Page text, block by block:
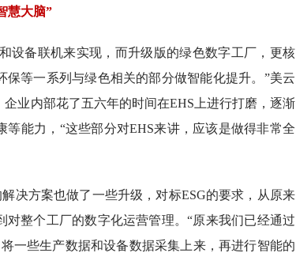
慧大脑”
设备联机来实现，而升级版的绿色数字工厂，更核
等一系列与绿色相关的部分做智能化提升。”美云
业内部花了五六年的时间在EHS上进行打磨，逐渐
能力，“这些部分对EHS来讲，应该是做得非常全
决方案也做了一些升级，对标ESG的要求，从原来
整个工厂的数字化运营管理。“原来我们已经通过
一些生产数据和设备数据采集上来，再进行智能的